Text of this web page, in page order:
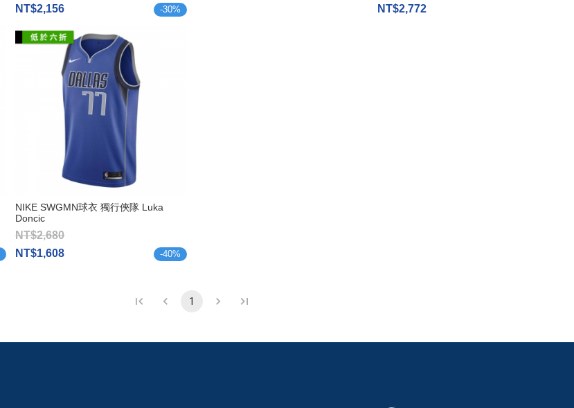
NT$2,156
-30%
NT$2,772
NIKE SWGMN球衣 獨行俠隊 Luka
Doncic
NT$2,680
NT$1,608
-40%
1